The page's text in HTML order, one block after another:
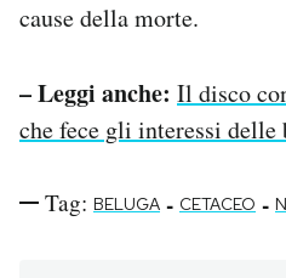
cause della morte.
– Leggi anche: Il disco
che fece gli interessi delle
Tag: BELUGA - CETACEO -